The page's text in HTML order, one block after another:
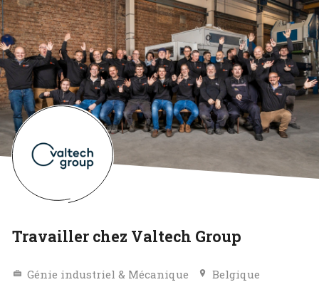
Travailler chez Valtech Group
Génie industriel & Mécanique
Belgique